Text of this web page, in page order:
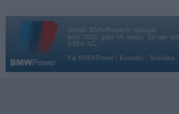
Vortāls BMWPower.lv darbojas
kopš 2002. gada 14. maija. Tas nav
BMW AG.
Par BMWPower
Kontakti Reklāma